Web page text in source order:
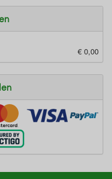
€ 0,00